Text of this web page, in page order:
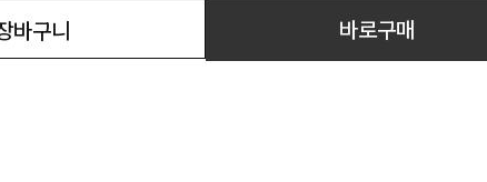
바구니 바로구매